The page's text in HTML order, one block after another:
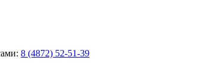
8 (4872) 52-51-39